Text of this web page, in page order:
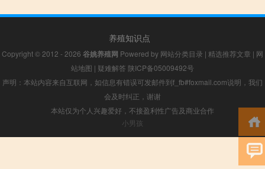
养殖知识点
Copyright © 2012 - 2026 谷姚养殖网 Powered by 网站分类目录 | 精选推荐文章 | 网
站地图 | 疑难解答 陕ICP备05009492号
声明：本站内容来自互联网，如信息有错误可发邮件到f_fb#foxmail.com说明，我们
会及时纠正，谢谢
本站仅为个人兴趣爱好，不接盈利性广告及商业合作
小男孩